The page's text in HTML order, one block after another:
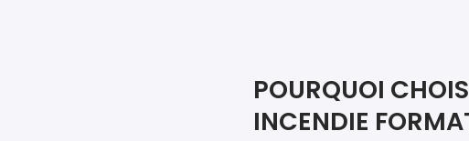
POURQUOI
INCENDIE